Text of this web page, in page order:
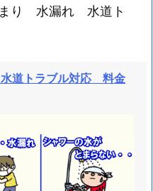
り 水漏れ 水道ト
道トラブル対応 料金